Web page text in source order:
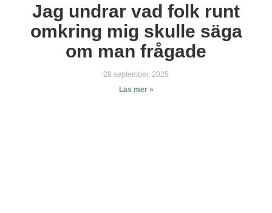
Jag undrar vad folk runt
omkring mig skulle säga
om man frågade
28 september, 2025
Läs mer »